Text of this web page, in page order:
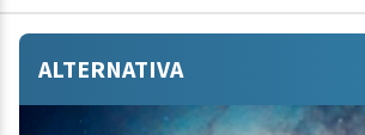
ALTERNATIVA